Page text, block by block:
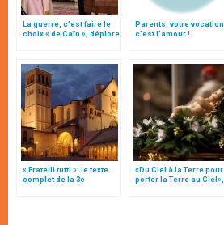
La guerre, c’est faire le
choix « de Caïn », déplore
Parents, votre vocation,
c’est l’amour !
« Fratelli tutti »: le texte
complet de la 3e
«Du Ciel à la Terre pour
porter la Terre au Ciel»,